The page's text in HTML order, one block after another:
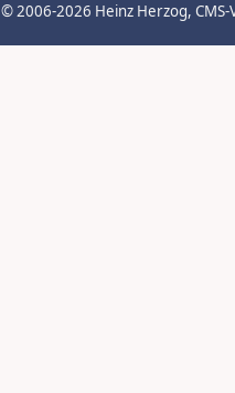
© 2006-2026 Heinz Herzog,